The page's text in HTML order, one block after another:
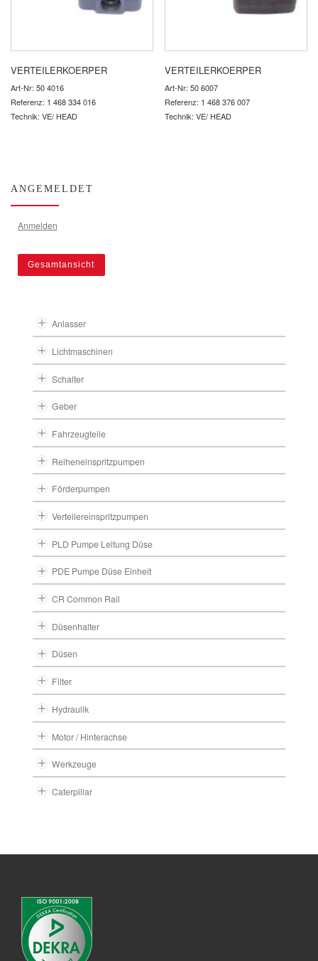
VERTEILERKOERPER
Art-Nr: 50 4016
Referenz: 1 468 334 016
Technik: VE/ HEAD
VERTEILERKOERPER
Art-Nr: 50 6007
Referenz: 1 468 376 007
Technik: VE/ HEAD
ANGEMELDET
Anmelden
Gesamtansicht
Anlasser
Lichtmaschinen
Schalter
Geber
Fahrzeugteile
Reiheneinspritzpumpen
Förderpumpen
Verteilereinspritzpumpen
PLD Pumpe Leitung Düse
PDE Pumpe Düse Einheit
CR Common Rail
Düsenhalter
Düsen
Filter
Hydraulik
Motor / Hinterachse
Werkzeuge
Caterpillar